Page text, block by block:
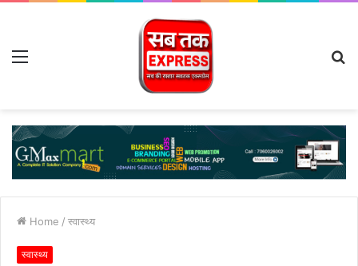
Menu
Home / स्वास्थ्य
स्वास्थ्य